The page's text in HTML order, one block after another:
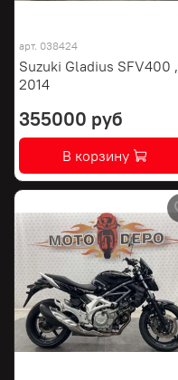
арт. 038424
Suzuki Gladius SFV400 ,
2014
355000 руб
В корзину